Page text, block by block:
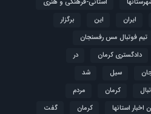
ایران این
برگزار
تیم فوتبال مس رفسنجان
دادگستری کرمان
در
سیل
شد
كرمان
مردم
اخبار استانها کرمان گفت